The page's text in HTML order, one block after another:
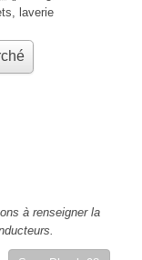
, laverie
à renseigner la